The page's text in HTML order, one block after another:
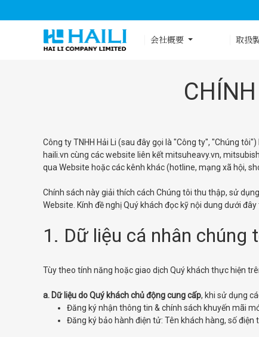
会社概要 取扱
Công ty TNHH Hải Li (sau đây gọi là "Công ty", "Chúng
haili.vn cùng các website liên kết mitsuheavy.vn,
qua Website hoặc các kênh khác (hotline, mạng xã hội,
Chính sách này giải thích cách Chúng tôi thu thập, sử
Website. Kính đề nghị Quý khách đọc kỹ nội dung dưới
1. Dữ liệu cá nhân chúng
Tùy theo tính năng hoặc giao dịch Quý khách thực hiện
a. Dữ liệu do Quý khách chủ động cung cấp, khi sử dụng
Đăng ký nhận thông tin & chính sách khuyến mãi
Đăng ký bảo hành điện tử: Tên khách hàng, số